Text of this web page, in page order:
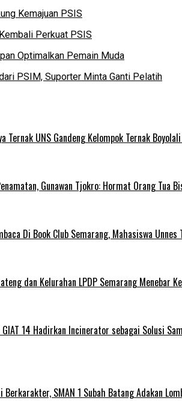
Kemajuan PSIS
Perkuat PSIS
Optimalkan Pemain Muda
PSIM, Suporter Minta Ganti Pelatih
Ternak UNS Gandeng Kelompok Ternak
Gunawan Tjokro: Hormat Orang Tua
Di Book Club Semarang, Mahasiswa
dan Kelurahan LPDP Semarang Menebar
GIAT 14 Hadirkan Incinerator sebagai Solusi
Berkarakter, SMAN 1 Subah Batang Adakan